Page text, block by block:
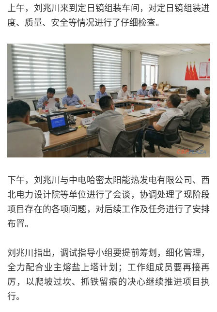
上午，刘兆川来到定日镜组装车间，对定日镜组装进
度、质量、安全等情况进行了仔细检查。
下午，刘兆川与中电哈密太阳能热发电有限公司、西
北电力设计院等单位进行了会谈，协调处理了现阶段
项目存在的各项问题，对后续工作及任务进行了安排
布置。
刘兆川指出，调试指导小组要提前筹划，细化管理，
全力配合业主熔盐上塔计划；工作组成员要再接再
厉，以爬坡过坎、抓铁留痕的决心继续推进项目执
行。